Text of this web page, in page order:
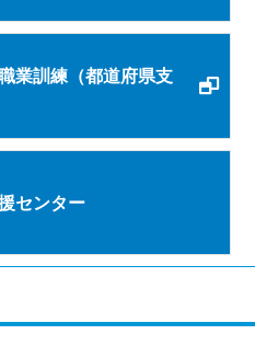
業訓練（都道府県支
センター